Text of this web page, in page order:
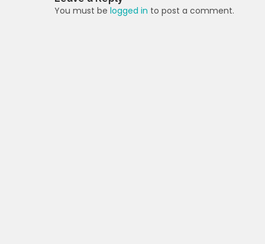
p o m
You must be logged in to post a comment.